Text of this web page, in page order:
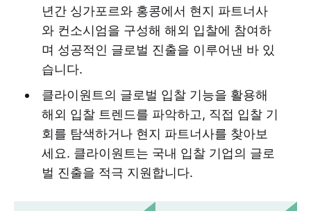
년간 싱가포르와 홍콩에서 현지 파트너사
와 컨소시엄을 구성해 해외 입찰에 참여하
며 성공적인 글로벌 진출을 이루어낸 바 있
습니다.
클라이원트의 글로벌 입찰 기능을 활용해
해외 입찰 트렌드를 파악하고, 직접 입찰 기
회를 탐색하거나 현지 파트너사를 찾아보
세요. 클라이원트는 국내 입찰 기업의 글로
벌 진출을 적극 지원합니다.